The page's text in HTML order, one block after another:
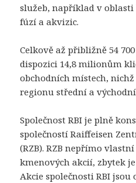
služeb, například v
fúzí a akvizic.
Celkově až přibližně 54
dispozici 14,8 milionům
obchodních místech,
regionu střední a východní
Společnost RBI je plně
společností Raiffeisen
(RZB). RZB nepřímo
kmenových akcií, zbytek
Akcie společnosti RBI jsou